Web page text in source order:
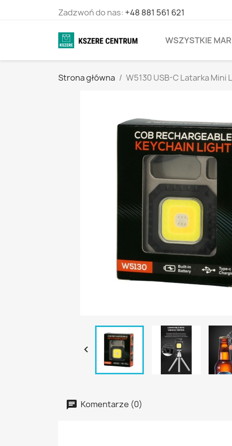
Zadzwoń do nas: +48 881 561 621
WSZYSTKIE
Strona główna W5130 USB-C Latarka Mini

Komentarze (0)